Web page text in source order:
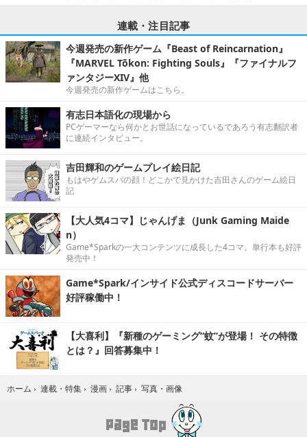
連載・注目記事
今週発売の新作ゲーム『Beast of Reincarnation』
『MARVEL Tōkon: Fighting Souls』『ファイナルフ
ァンタジーXIV』他
今週発売の新作ゲームはこちら。
有志日本語化の現場から
PCゲーマーなら何かとお世話になっているであろう有志翻訳者
に連続インタビュー。
吉田輝和のゲームプレイ絵日記
もはやゲムスパの顔！どこかで見かけた吉田さんのゲーム絵日
記
【大人気4コマ】じゃんげま（Junk Gaming Maide
n）
Game*Sparkの一大コンテンツに成長した4コマ。単行本も好評
発売中！
Game*Spark/インサイド公式ディスコードサーバー
好評稼働中！
【大喜利】『新種のゲーミング“蚊”が登場！ その特徴
とは？』回答募集中！
ホーム › 連載・特集 › 漫画 › 記事 › 写真・画像